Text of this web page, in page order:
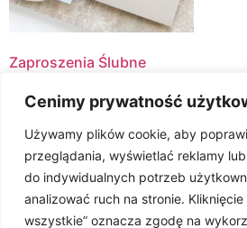
Cenimy prywatność
Używamy plików cookie, aby
przeglądania, wyświetlać reklamy
do indywidualnych potrzeb
analizować ruch na stronie.
wszystkie” oznacza zgodę na
Zaproszenia Ślubne
17.00zł
Select Options